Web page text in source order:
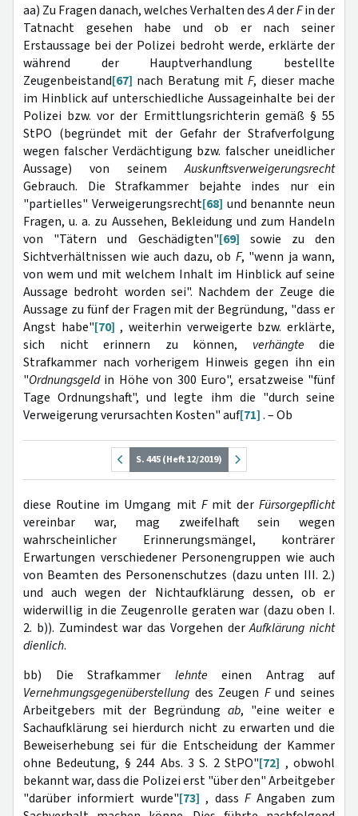
aa) Zu Fragen danach, welches Verhalten desAderFin der
Tatnacht gesehen habe und ob er nach seiner
Erstaussage bei der Polizei bedroht werde, erklärte der
während der Hauptverhandlung bestellte
Zeugenbeistand[67] nach Beratung mitF, dieser mache
im Hinblick auf unterschiedliche Aussageinhalte bei der
Polizei bzw. vor der Ermittlungsrichterin gemäß § 55
StPO (begründet mit der Gefahr der Strafverfolgung
wegen falscher Verdächtigung bzw. falscher uneidlicher
Aussage) von seinemAuskunftsverweigerungsrecht
Gebrauch. Die Strafkammer bejahte indes nur ein
"partielles" Verweigerungsrecht[68] und benannte neun
Fragen, u. a. zu Aussehen, Bekleidung und zum Handeln
von "Tätern und Geschädigten"[69] sowie zu den
Sichtverhältnissen wie auch dazu, ob F, "wenn ja wann,
von wem und mit welchem Inhalt im Hinblick auf seine
Aussage bedroht worden sei". Nachdem der Zeuge die
Aussage zu fünf der Fragen mit der Begründung, "dass er
Angst habe"[70] , weiterhin verweigerte bzw. erklärte,
sich nicht erinnern zu können, verhängte die
Strafkammer nach vorherigem Hinweis gegen ihn ein
"Ordnungsgeldin Höhe von 300 Euro", ersatzweise "fünf
Tage Ordnungshaft", und legte ihm die "durch seine
Verweigerung verursachten Kosten" auf[71]. – Ob
S. 445 (Heft 12/2019)
diese Routine im Umgang mit Fmit der Fürsorgepflicht
vereinbar war, mag zweifelhaft sein wegen
wahrscheinlicher Erinnerungsmängel, konträrer
Erwartungen verschiedener Personengruppen wie auch
von Beamten des Personenschutzes (dazu unten III. 2.)
und auch wegen der Nichtaufklärung dessen, ob er
widerwillig in die Zeugenrolle geraten war (dazu oben I.
2. b)). Zumindest war das Vorgehen derAufklärung nicht
dienlich.
bb) Die Strafkammer lehnte einen Antrag auf
Vernehmungsgegenüberstellung des Zeugen Fund seines
Arbeitgebers mit der Begründung ab, "eine weiter e
Sachaufklärung sei hierdurch nicht zu erwarten und die
Beweiserhebung sei für die Entscheidung der Kammer
ohne Bedeutung, § 244 Abs. 3 S. 2 StPO"[72] , obwohl
bekannt war, dass die Polizei erst "über den" Arbeitgeber
"darüber informiert wurde"[73] , dassFAngaben zum